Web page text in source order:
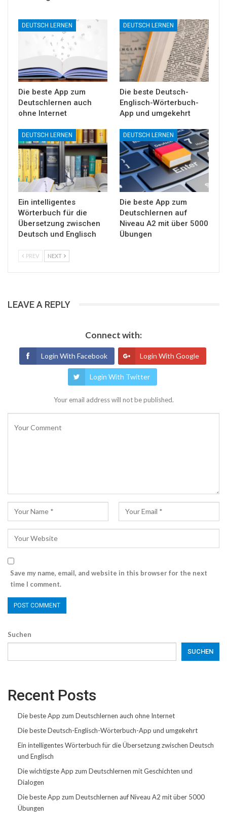
DEUTSCH LERNEN
Die beste App zum
Deutschlernen auch
ohne Internet
DEUTSCH LERNEN
Die beste Deutsch-
Englisch-Wörterbuch-
App und umgekehrt
DEUTSCH LERNEN
Ein intelligentes
Wörterbuch für die
Übersetzung zwischen
Deutsch und Englisch
DEUTSCH LERNEN
Die beste App zum
Deutschlernen auf
Niveau A2 mit über 5000
Übungen
PREV NEXT
LEAVE A REPLY
Connect with:
Login With Facebook Login With Google
Login With Twitter
Your email address will not be published.
Save my name, email, and website in this browser for the next
time I comment.
Suchen
SUCHEN
Recent Posts
Die beste App zum Deutschlernen auch ohne Internet
Die beste Deutsch-Englisch-Wörterbuch-App und umgekehrt
Ein intelligentes Wörterbuch für die Übersetzung zwischen Deutsch
und Englisch
Die wichtigste App zum Deutschlernen mit Geschichten und
Dialogen
Die beste App zum Deutschlernen auf Niveau A2 mit über 5000
Übungen